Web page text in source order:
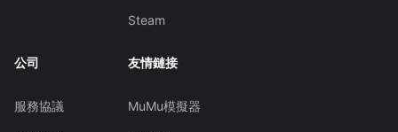
Steam
公司
服務協議
友情鏈接
MuMu模擬器